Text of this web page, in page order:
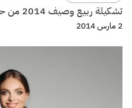
تشكيلة ربيع وصيف 2014 من حقائب اليد
2 مارس 2014